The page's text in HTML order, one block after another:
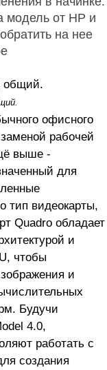
модель от HP и
на нее
офисного
рабочей
выше -
для
тип видеокарты,
Quadro обладает
и
чтобы
и
Будучи
4.0,
работать с
создания